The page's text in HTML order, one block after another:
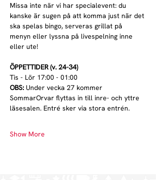
Missa inte när vi har specialevent: du
kanske är sugen på att komma just när det
ska spelas bingo, serveras grillat på
menyn eller lyssna på livespelning inne
eller ute!
ÖPPETTIDER (v. 24-34)
Tis - Lör 17:00 - 01:00
OBS: Under vecka 27 kommer
SommarOrvar flyttas in till inre- och yttre
läsesalen. Entré sker via stora entrén.
Show More